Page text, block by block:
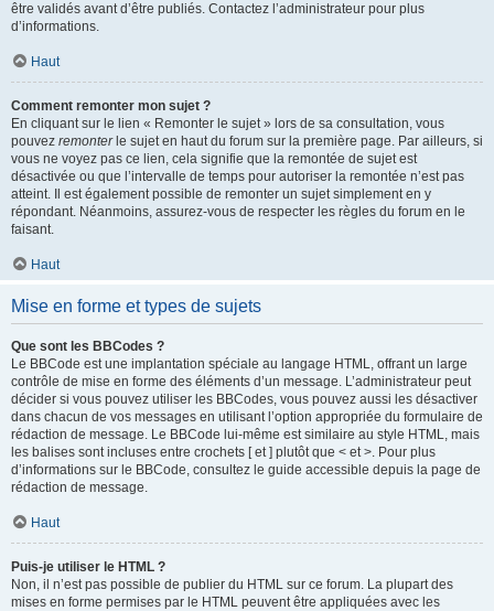
être validés avant d’être publiés. Contactez l’administrateur pour plus
d’informations.
Haut
Comment remonter mon sujet ?
En cliquant sur le lien « Remonter le sujet » lors de sa consultation, vous
pouvez remonterle sujet en haut du forum sur la première page. Par ailleurs, si
vous ne voyez pas ce lien, cela signifie que la remontée de sujet est
désactivée ou que l’intervalle de temps pour autoriser la remontée n’est pas
atteint. Il est également possible de remonter un sujet simplement en y
répondant. Néanmoins, assurez-vous de respecter les règles du forum en le
faisant.
Haut
Mise en forme et types de sujets
Que sont les BBCodes ?
Le BBCode est une implantation spéciale au langage HTML, offrant un large
contrôle de mise en forme des éléments d’un message. L’administrateur peut
décider si vous pouvez utiliser les BBCodes, vous pouvez aussi les désactiver
dans chacun de vos messages en utilisant l’option appropriée du formulaire de
rédaction de message. Le BBCode lui-même est similaire au style HTML, mais
les balises sont incluses entre crochets [ et ] plutôt que < et >. Pour plus
d’informations sur le BBCode, consultez le guide accessible depuis la page de
rédaction de message.
Haut
Puis-je utiliser le HTML ?
Non, il n’est pas possible de publier du HTML sur ce forum. La plupart des
mises en forme permises par le HTML peuvent être appliquées avec les